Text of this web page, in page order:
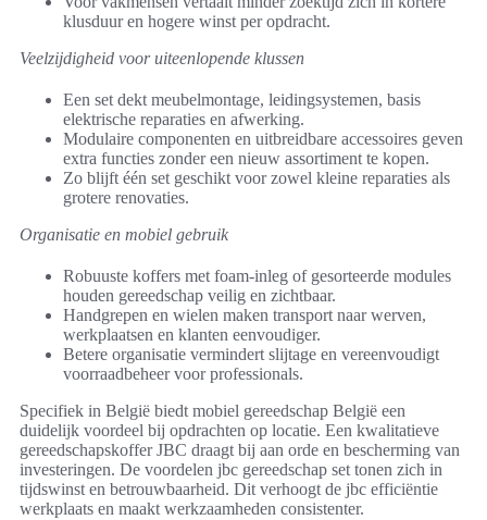
klusduur en hogere winst per opdracht.
Veelzijdigheid voor uiteenlopende klussen
Een set dekt meubelmontage, leidingsystemen, basis
elektrische reparaties en afwerking.
Modulaire componenten en uitbreidbare accessoires geven
extra functies zonder een nieuw assortiment te kopen.
Zo blijft één set geschikt voor zowel kleine reparaties als
grotere renovaties.
Organisatie en mobiel gebruik
Robuuste koffers met foam-inleg of gesorteerde modules
houden gereedschap veilig en zichtbaar.
Handgrepen en wielen maken transport naar werven,
werkplaatsen en klanten eenvoudiger.
Betere organisatie vermindert slijtage en vereenvoudigt
voorraadbeheer voor professionals.
Specifiek in België biedt mobiel gereedschap België een
duidelijk voordeel bij opdrachten op locatie. Een kwalitatieve
gereedschapskoffer JBC draagt bij aan orde en bescherming van
investeringen. De voordelen jbc gereedschap set tonen zich in
tijdswinst en betrouwbaarheid. Dit verhoogt de jbc efficiëntie
werkplaats en maakt werkzaamheden consistenter.